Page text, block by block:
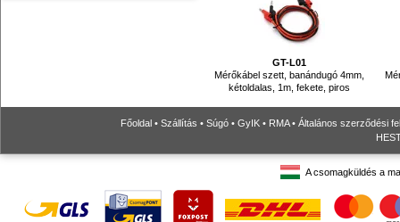
GT-L01
Mérőkábel szett, banándugó 4mm,
kétoldalas, 1m, fekete, piros
Főoldal • Szállítás • Súgó • GyIK • RMA• Általános szerződési
A csomagküldés a